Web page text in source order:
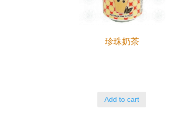
珍珠奶茶
Add to cart